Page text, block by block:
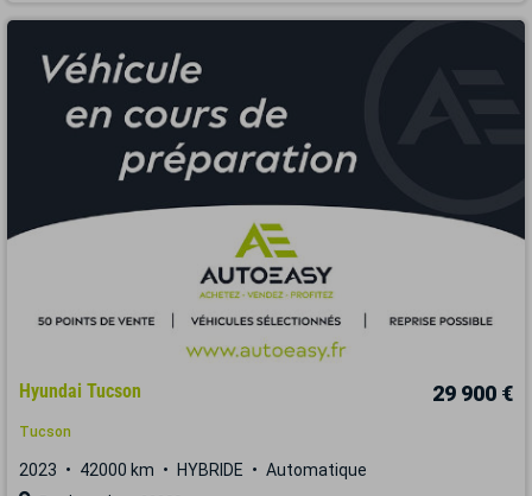
Hyundai Tucson 29 900 €
Tucson
2023 42000 km HYBRIDE Automatique